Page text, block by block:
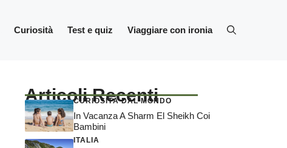
Curiosità Test e quiz Viaggiare con ironia
Articoli Recenti
CURIOSITÀ DAL MONDO
In Vacanza A Sharm El Sheikh Coi
Bambini
ITALIA